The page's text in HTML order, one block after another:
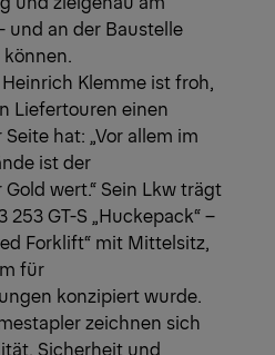
und an der Baustelle
Klemme ist froh,
Liefertouren einen
hat: „Vor allem im
ist der
wert.“ Sein Lkw trägt
253 GT-S „Huckepack“ –
Forklift“ mit Mittelsitz,
für
konzipiert wurde.
zeichnen sich
Sicherheit und